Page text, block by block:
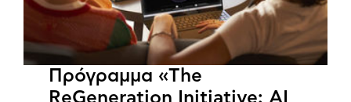
Πρόγραμμα «The